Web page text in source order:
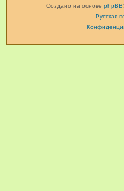
Создано на основе phpBB
Русская